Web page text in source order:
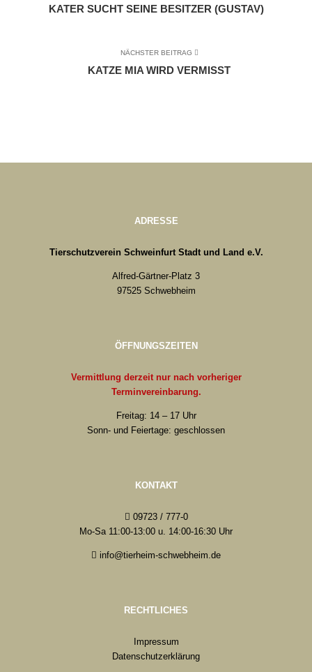
KATER SUCHT SEINE BESITZER (GUSTAV)
NÄCHSTER BEITRAG
KATZE MIA WIRD VERMISST
ADRESSE
Tierschutzverein Schweinfurt Stadt und Land e.V.
Alfred-Gärtner-Platz 3
97525 Schwebheim
ÖFFNUNGSZEITEN
Vermittlung derzeit nur nach vorheriger
Terminvereinbarung.
Freitag: 14 – 17 Uhr
Sonn- und Feiertage: geschlossen
KONTAKT
09723 / 777-0
Mo-Sa 11:00-13:00 u. 14:00-16:30 Uhr
info@tierheim-schwebheim.de
RECHTLICHES
Impressum
Datenschutzerklärung